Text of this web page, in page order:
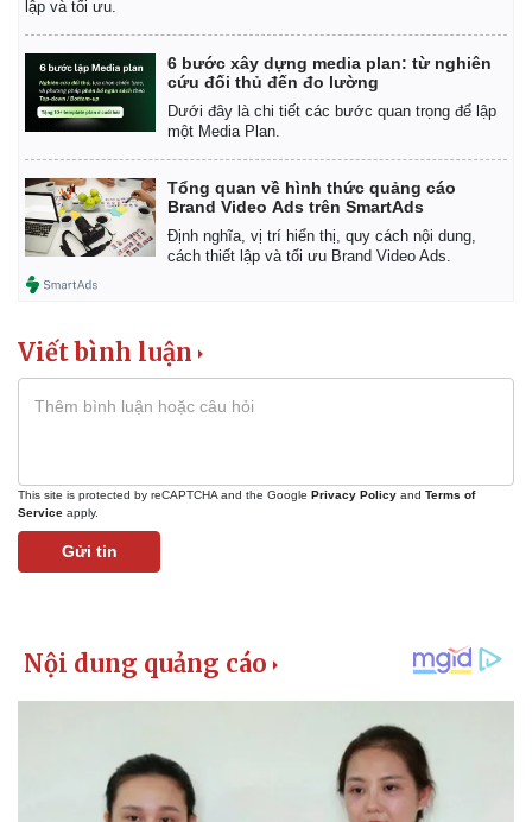
lập và tối ưu.
6 bước xây dựng media plan: từ nghiên
cứu đối thủ đến đo lường
Dưới đây là chi tiết các bước quan trọng để lập
một Media Plan.
Tổng quan về hình thức quảng cáo
Brand Video Ads trên SmartAds
Định nghĩa, vị trí hiển thị, quy cách nội dung,
cách thiết lập và tối ưu Brand Video Ads.
Viết bình luận
This site is protected by reCAPTCHA and the Google Privacy Policy and Terms of
Service apply.
Gửi tin